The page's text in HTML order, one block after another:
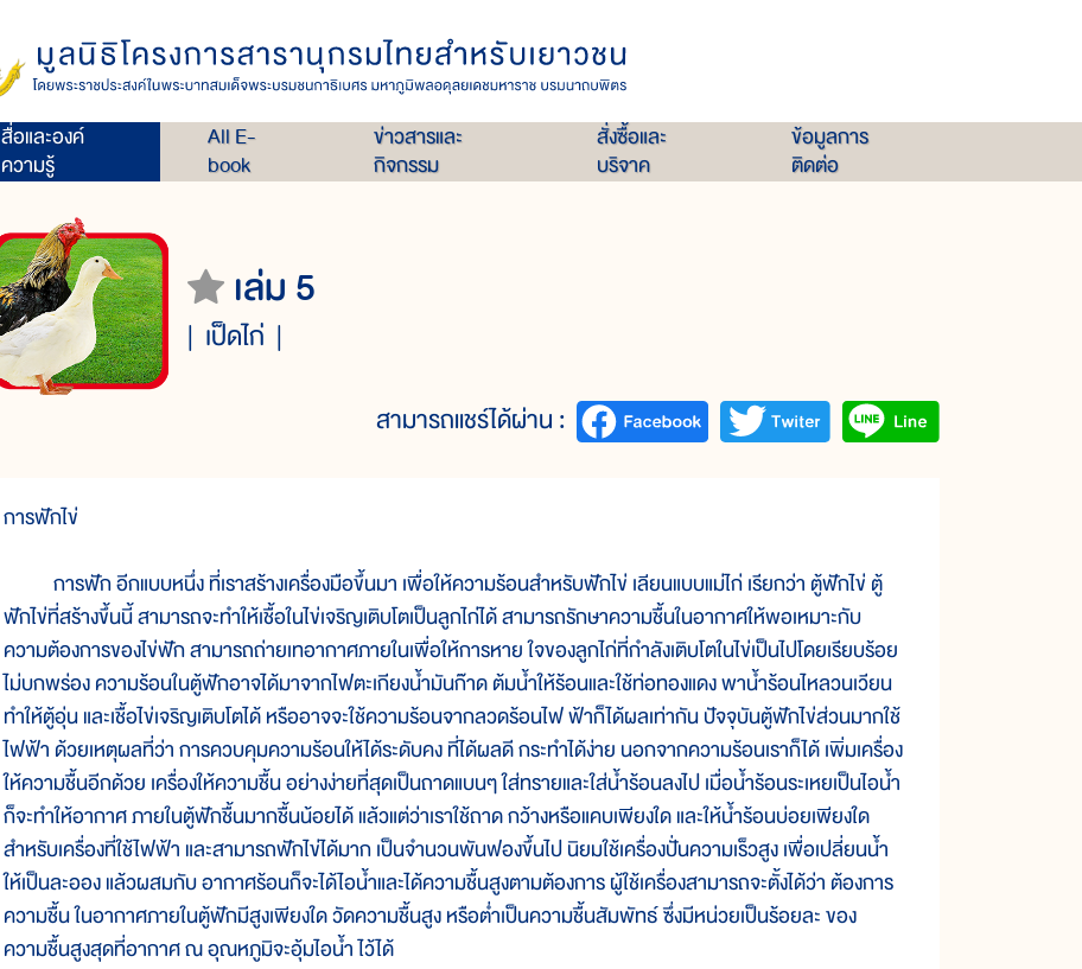
สื่อและองค์
ความรู้
All E-
book
ข่าวสารและ
กิจกรรม
สั่งซื้อและ
บริจาค
ข้อมูลการ
ติดต่อ
เล่ม 5
เป็ดไก่
สามารถแชร์ได้ผ่าน :
การฟักไข่
การฟัก อีกแบบหนึ่ง ที่เราสร้างเครื่องมือขึ้นมา เพื่อให้ความร้อนสำหรับฟักไข่ เลียนแบบแม่ไก่ เรียกว่า ตู้ฟักไข่ ตู้
ฟักไข่ที่สร้างขึ้นนี้ สามารถจะทำให้เชื้อในไข่เจริญเติบโตเป็นลูกไก่ได้ สามารถรักษาความชื้นในอากาศให้พอเหมาะกับ
ความต้องการของไข่ฟัก สามารถถ่ายเทอากาศภายในเพื่อให้การหาย ใจของลูกไก่ที่กำลังเติบโตในไข่เป็นไปโดยเรียบร้อย
ไม่บกพร่อง ความร้อนในตู้ฟักอาจได้มาจากไฟตะเกียงน้ำมันก๊าด ต้มน้ำให้ร้อนและใช้ท่อทองแดง พาน้ำร้อนไหลวนเวียน
ทำให้ตู้อุ่น และเชื้อไข่เจริญเติบโตได้ หรืออาจจะใช้ความร้อนจากลวดร้อนไฟ ฟ้าก็ได้ผลเท่ากัน ปัจจุบันตู้ฟักไข่ส่วนมากใช้
ไฟฟ้า ด้วยเหตุผลที่ว่า การควบคุมความร้อนให้ได้ระดับคง ที่ได้ผลดี กระทำได้ง่าย นอกจากความร้อนเราก็ได้ เพิ่มเครื่อง
ให้ความชื้นอีกด้วย เครื่องให้ความชื้น อย่างง่ายที่สุดเป็นถาดแบนๆ ใส่ทรายและใส่น้ำร้อนลงไป เมื่อน้ำร้อนระเหยเป็นไอน้ำ
ก็จะทำให้อากาศ ภายในตู้ฟักชื้นมากชื้นน้อยได้ แล้วแต่ว่าเราใช้ถาด กว้างหรือแคบเพียงใด และให้น้ำร้อนบ่อยเพียงใด
สำหรับเครื่องที่ใช้ไฟฟ้า และสามารถฟักไข่ได้มาก เป็นจำนวนพันฟองขึ้นไป นิยมใช้เครื่องปั่นความเร็วสูง เพื่อเปลี่ยนน้ำ
ให้เป็นละออง แล้วผสมกับ อากาศร้อนก็จะได้ไอน้ำและได้ความชื้นสูงตามต้องการ ผู้ใช้เครื่องสามารถจะตั้งได้ว่า ต้องการ
ความชื้น ในอากาศภายในตู้ฟักมีสูงเพียงใด วัดความชื้นสูง หรือต่ำเป็นความชื้นสัมพัทธ์ ซึ่งมีหน่วยเป็นร้อยละ ของ
ความชื้นสูงสุดที่อากาศ ณ อุณหภูมิจะอุ้มไอน้ำ ไว้ได้